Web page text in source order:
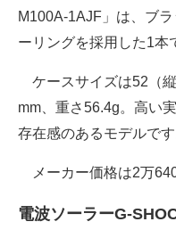
M100A-1AJF」は、ブ
ーリングを採用した1本
ケースサイズは52（縦
mm、重さ56.4g。高い
存在感のあるモデルです
メーカー価格は2万
電波ソーラーG-